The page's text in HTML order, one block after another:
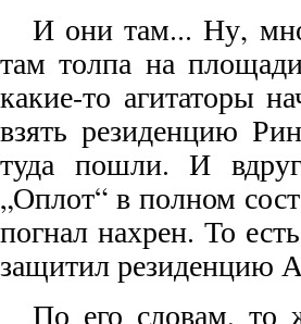
И они там... Ну,
там толпа на
какие-то агитаторы
взять резиденцию
туда пошли. И
„Оплот“ в полном
погнал нахрен. То
защитил резиденцию
По его словам, то